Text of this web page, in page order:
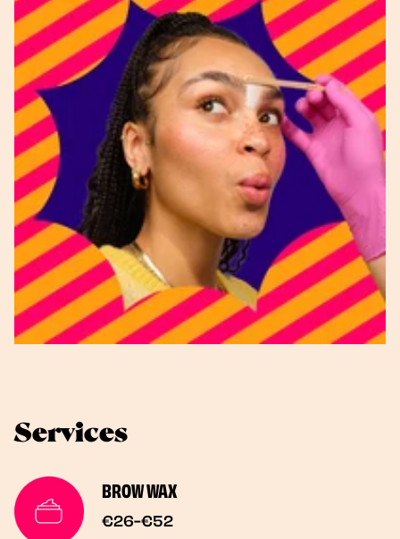
Services
BROW WAX
€26-€52